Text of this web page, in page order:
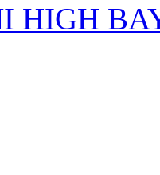
HIGH